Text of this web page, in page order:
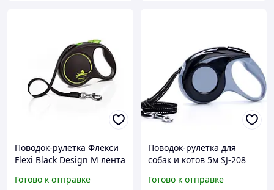
Поводок-рулетка Флекси
Flexi Black Design M лента
Готово к отправке
Поводок-рулетка для
собак и котов 5м SJ-208
Готово к отправке